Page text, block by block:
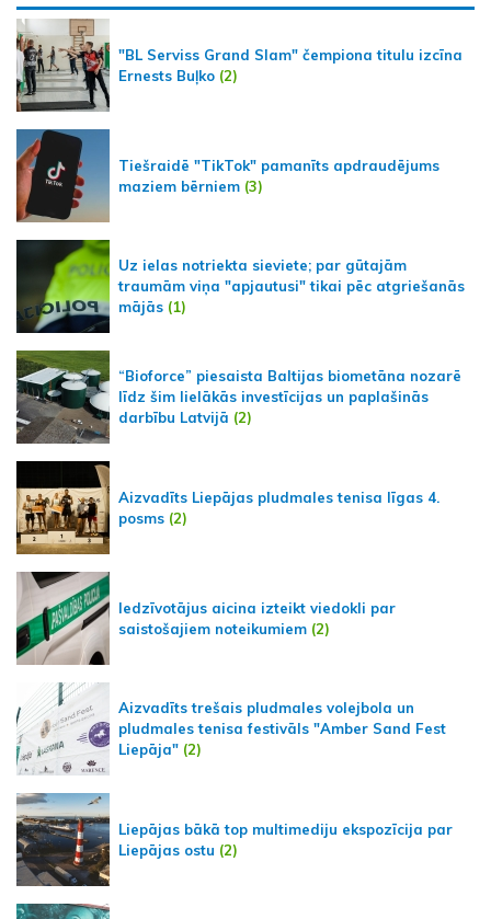
"BL Serviss Grand Slam" čempiona titulu izcīna
Ernests Buļko (2)
Tiešraidē "TikTok" pamanīts apdraudējums
maziem bērniem (3)
Uz ielas notriekta sieviete; par gūtajām
traumām viņa "apjautusi" tikai pēc atgriešanās
mājās (1)
“Bioforce” piesaista Baltijas biometāna nozarē
līdz šim lielākās investīcijas un paplašinās
darbību Latvijā (2)
Aizvadīts Liepājas pludmales tenisa līgas 4.
posms (2)
Iedzīvotājus aicina izteikt viedokli par
saistošajiem noteikumiem (2)
Aizvadīts trešais pludmales volejbola un
pludmales tenisa festivāls "Amber Sand Fest
Liepāja" (2)
Liepājas bākā top multimediju ekspozīcija par
Liepājas ostu (2)